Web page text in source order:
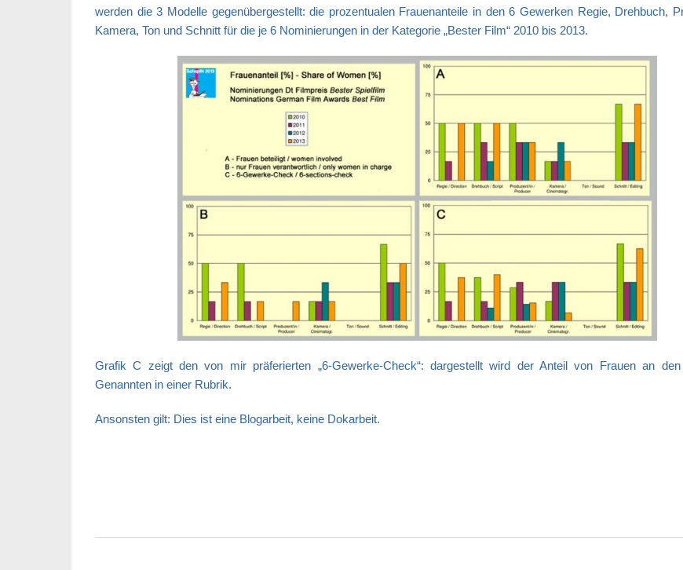
werden die 3 Modelle gegenübergestellt: die prozentualen Frauenanteile in den 6 Gewerken Regie, Drehbuch,
Kamera, Ton und Schnitt für die je 6 Nominierungen in der Kategorie „Bester Film“ 2010 bis 2013.
Grafik C zeigt den von mir präferierten „6-Gewerke-Check“: dargestellt wird der Anteil von Frauen an
Genannten in einer Rubrik.
Ansonsten gilt: Dies ist eine Blogarbeit, keine Dokarbeit.